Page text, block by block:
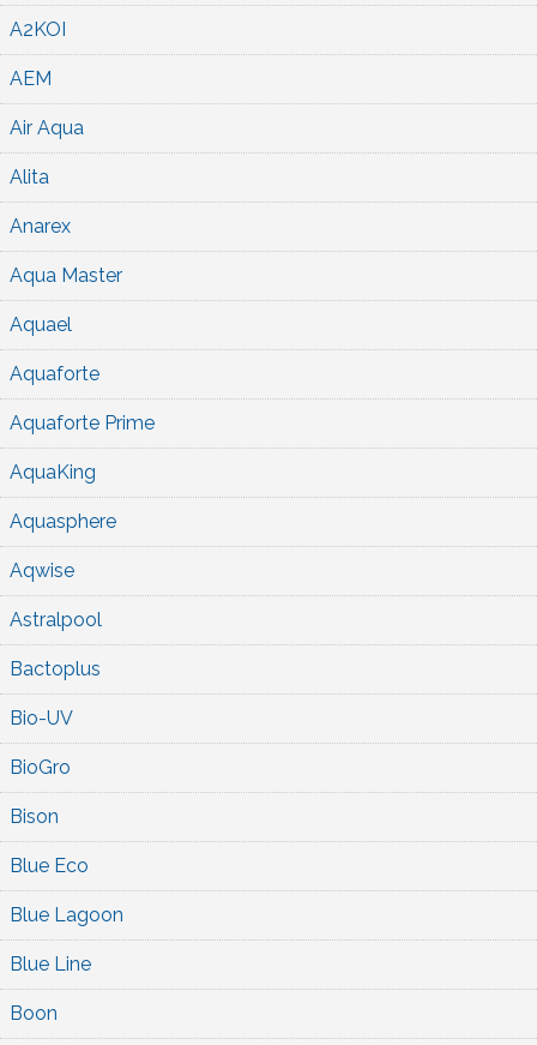
A2KOI
AEM
Air Aqua
Alita
Anarex
Aqua Master
Aquael
Aquaforte
Aquaforte Prime
AquaKing
Aquasphere
Aqwise
Astralpool
Bactoplus
Bio-UV
BioGro
Bison
Blue Eco
Blue Lagoon
Blue Line
Boon